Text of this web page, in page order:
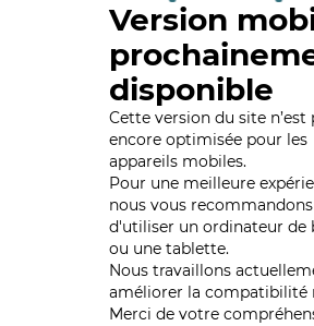
Version
disponible
Cette version du site n’est
encore optimisée pour les
appareils mobiles.
Pour une meilleure
nous vous recommandons
d'utiliser un ordinateur de
ou une tablette.
Nous travaillons
améliorer la compatibilité
Merci de votre